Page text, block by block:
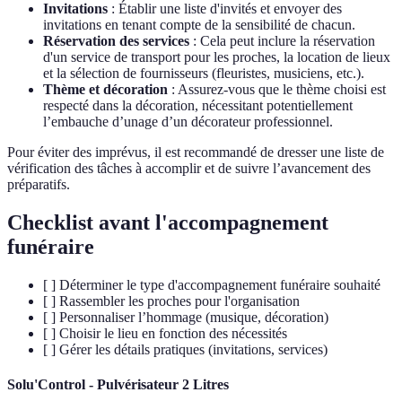
Invitations : Établir une liste d'invités et envoyer des
invitations en tenant compte de la sensibilité de chacun.
Réservation des services : Cela peut inclure la réservation
d'un service de transport pour les proches, la location de lieux
et la sélection de fournisseurs (fleuristes, musiciens, etc.).
Thème et décoration : Assurez-vous que le thème choisi est
respecté dans la décoration, nécessitant potentiellement
l’embauche d’unage d’un décorateur professionnel.
Pour éviter des imprévus, il est recommandé de dresser une liste de
vérification des tâches à accomplir et de suivre l’avancement des
préparatifs.
Checklist avant l'accompagnement
funéraire
[ ] Déterminer le type d'accompagnement funéraire souhaité
[ ] Rassembler les proches pour l'organisation
[ ] Personnaliser l’hommage (musique, décoration)
[ ] Choisir le lieu en fonction des nécessités
[ ] Gérer les détails pratiques (invitations, services)
Solu'Control - Pulvérisateur 2 Litres